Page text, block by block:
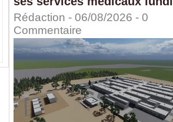
Rédaction - 06/08/2026 - 0
Commentaire